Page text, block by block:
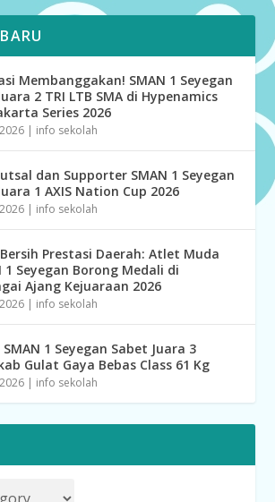
Membanggakan! SMAN 1 Seyegan
2 TRI LTB SMA di Hypenamics
Series 2026
| info sekolah
dan Supporter SMAN 1 Seyegan
1 AXIS Nation Cup 2026
| info sekolah
Prestasi Daerah: Atlet Muda
1 Seyegan Borong Medali di
Ajang Kejuaraan 2026
| info sekolah
SMAN 1 Seyegan Sabet Juara 3
Gulat Gaya Bebas Class 61 Kg
| info sekolah